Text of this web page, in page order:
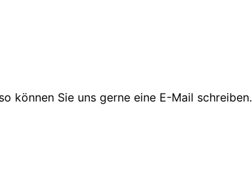
können Sie uns gerne eine E-Mail schreiben.